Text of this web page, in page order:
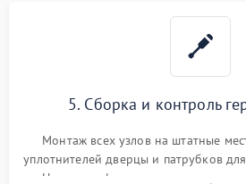
5. Сборка и контроль
Монтаж всех узлов на штатные
уплотнителей дверцы и патрубков
Надежная фиксация хомутов